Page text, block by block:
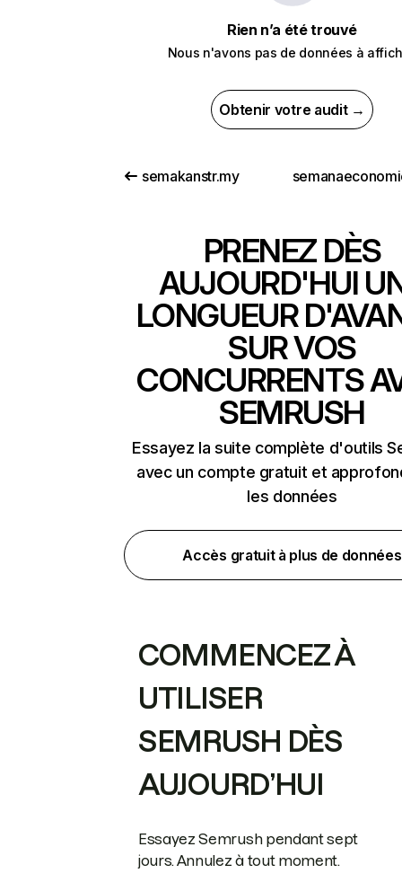
Rien n’a été trouvé
Nous n'avons pas de données à
Obtenir votre audit →
semakanstr.my
PRENEZ DÈS
AUJOURD'HUI
LONGUEUR
SUR VOS
CONCURRENTS
SEMRUSH
Essayez la suite complète d'outils
avec un compte gratuit et
les données
Accès gratuit à plus de données
COMMENCEZ À
UTILISER
SEMRUSH DÈS
AUJOURD’HUI
Essayez Semrush pendant sept
jours. Annulez à tout moment.